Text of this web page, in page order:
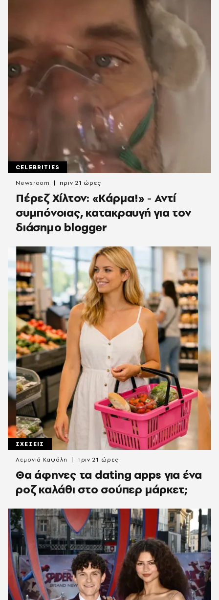
CELEBRITIES
Πέρεζ Χίλτον: «Κάρμα!» - Αντί
συμπόνοιας, κατακραυγή για τον
διάσημο blogger
Newsroom πριν 21 ώρες
ΣΧΕΣΕΙΣ
Θα άφηνες τα dating apps για ένα
ροζ καλάθι στο σούπερ μάρκετ;
Λεμονιά Καψάλη πριν 21 ώρες